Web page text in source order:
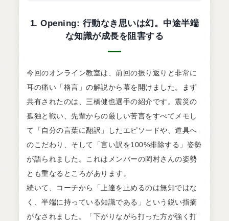
1. Opening: 行動なき思いは幻。中途半端
な知識が成長を阻害する
今回のオンライン教室は、前回の振り返りと非常に
耳の痛い「格言」の解説から幕を開けました。まず
共有されたのは、三橋健也選手の紹介です。震災の
孤独と戦い、先輩からの厳しい苦言をすべてメモし
て「自分の言葉に翻訳」したエピソードや、道具へ
のこだわり、そして「言い訳を100%排除する」姿勢
が語られました。これはメンバーの岡村さんの姿勢
とも重なるところがあります。
続いて、コーチから「上達を止めるのは無知ではな
く、半端に持っている知識である」という鋭い指摘
がなされました。「下がりながら打った方が強く打